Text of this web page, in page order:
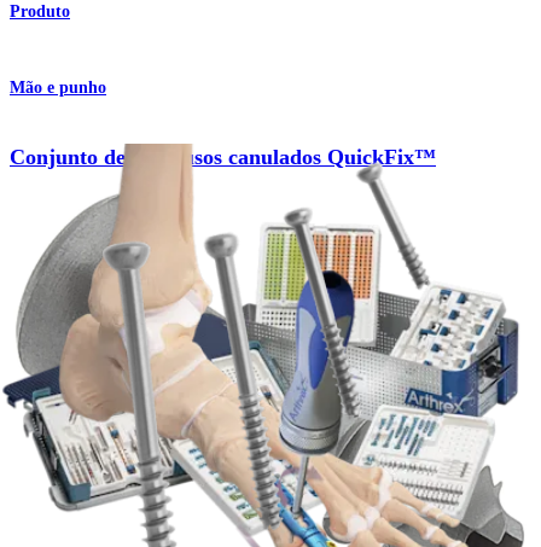
Produto
Mão e punho
Conjunto de parafusos canulados QuickFix™
Produto
Como podemos ajudar?
Contacte um representante
Veja eventos, laboratórios e oportunidades educacionais
Inscreva-se para receber: O que há de novo na Arthrex?
Conecte-se conosco
Procedimento
Joelho CotoveloMão e punhoPé e
Ortobiológicos Cirurgia cardiotorácicaColuna vertebral